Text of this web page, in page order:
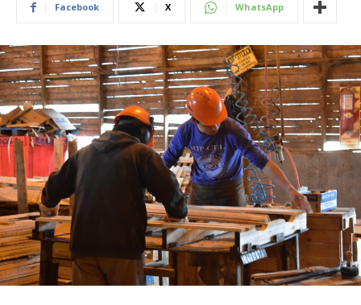
Facebook X WhatsApp